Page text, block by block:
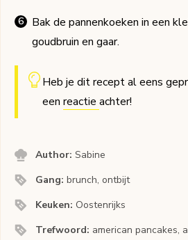
Bak de pannenkoeken in een
goudbruin en gaar.
Heb je dit recept al eens
een reactie achter!
Author:Sabine
Gang:brunch, ontbijt
Keuken: Oostenrijks
Trefwoord: american pancakes,